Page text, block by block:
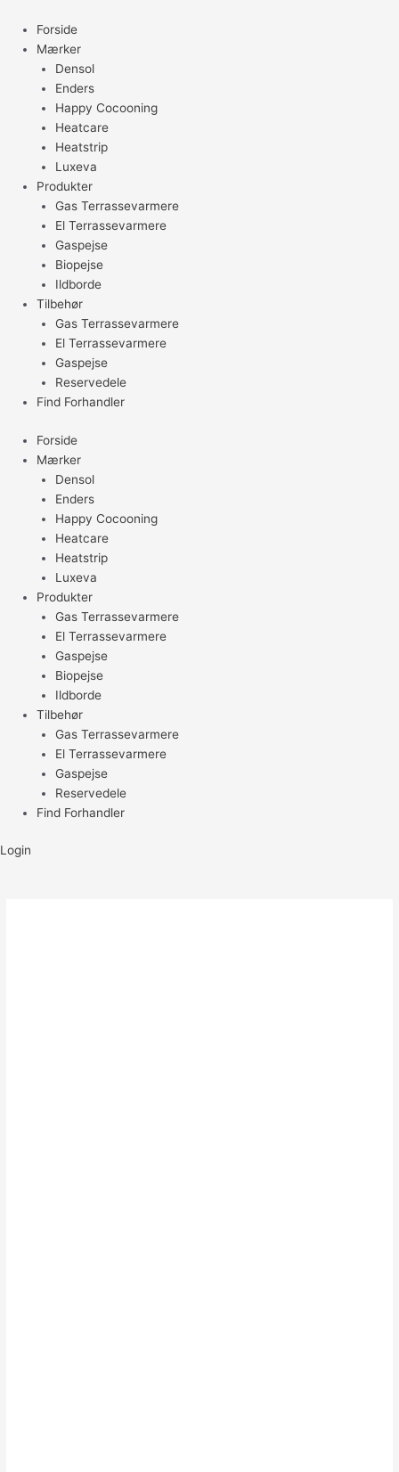
indholdet
Forside
Mærker
Densol
Enders
Happy Cocooning
Heatcare
Heatstrip
Luxeva
Produkter
Gas Terrassevarmere
El Terrassevarmere
Gaspejse
Biopejse
Ildborde
Tilbehør
Gas Terrassevarmere
El Terrassevarmere
Gaspejse
Reservedele
Find Forhandler
Forside
Mærker
Densol
Enders
Happy Cocooning
Heatcare
Heatstrip
Luxeva
Produkter
Gas Terrassevarmere
El Terrassevarmere
Gaspejse
Biopejse
Ildborde
Tilbehør
Gas Terrassevarmere
El Terrassevarmere
Gaspejse
Reservedele
Find Forhandler
Login